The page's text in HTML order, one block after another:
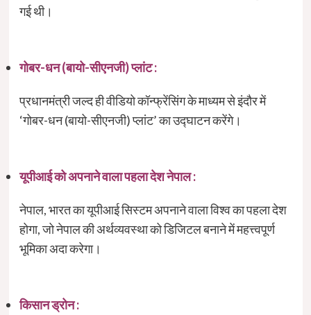
गई थी।
गोबर-धन (बायो-सीएनजी) प्लांट :
प्रधानमंत्री जल्द ही वीडियो कॉन्फ्रेंसिंग के माध्यम से इंदौर में
‘गोबर-धन (बायो-सीएनजी) प्लांट’ का उद्घाटन करेंगे।
यूपीआई को अपनाने वाला पहला देश नेपाल :
नेपाल, भारत का यूपीआई सिस्टम अपनाने वाला विश्व का पहला देश
होगा, जो नेपाल की अर्थव्यवस्था को डिजिटल बनाने में महत्त्वपूर्ण
भूमिका अदा करेगा।
किसान ड्रोन :